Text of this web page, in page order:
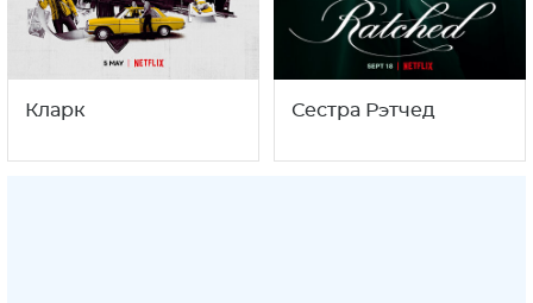
Кларк Сестра Рэтчед